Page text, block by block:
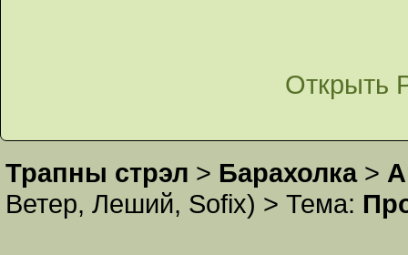
Открыть
Трапны стрэл > Барахолка>
Ветер, Леший, Sofix) > Тема: